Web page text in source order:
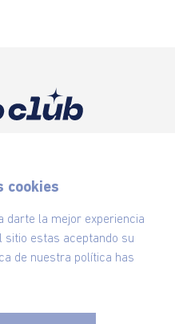
cookies
darte la mejor experiencia
sitio estas aceptando su
de nuestra política has
lo último en moda
AHORA